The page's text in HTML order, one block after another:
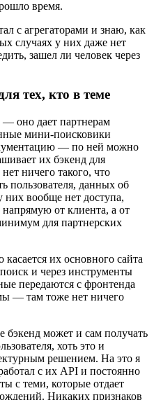
время.
с агрегаторами и знаю, как
случаях у них даже нет
зашел ли человек через
тех, кто в теме
оно дает партнерам
мини-поисковики
— по ней можно
их бэкенд для
ничего такого, что
пользователя, данных об
них вообще нет доступа,
от клиента, а от
для партнерских
их основного сайта
и через инструменты
передаются с фронтенда
— там тоже нет ничего
бэкенд может и сам получать
хоть это и
решением. На это я
с их API и постоянно
с теми, которые отдает
Никаких признаков